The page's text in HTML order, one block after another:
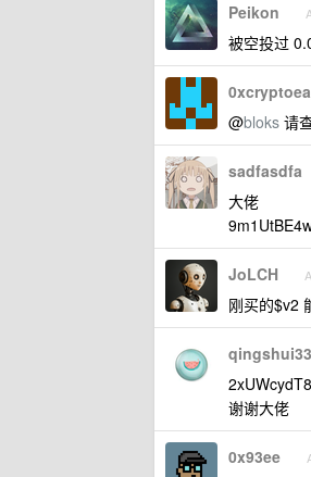
Peikon
被空投过
@bloks 请
sadfasdfa
大佬
JoLCH
刚买的$v2
qingshui33
谢谢大佬
0x93ee